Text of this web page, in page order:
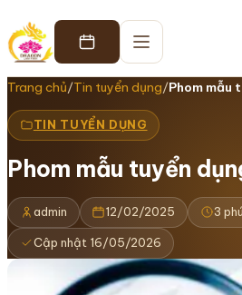
Trang chủ/Tin tuyển dụng/Phom mẫu
TIN TUYỂN DỤNG
Phom mẫu tuyển
admin 12/02/2025 3
Cập nhật 16/05/2026